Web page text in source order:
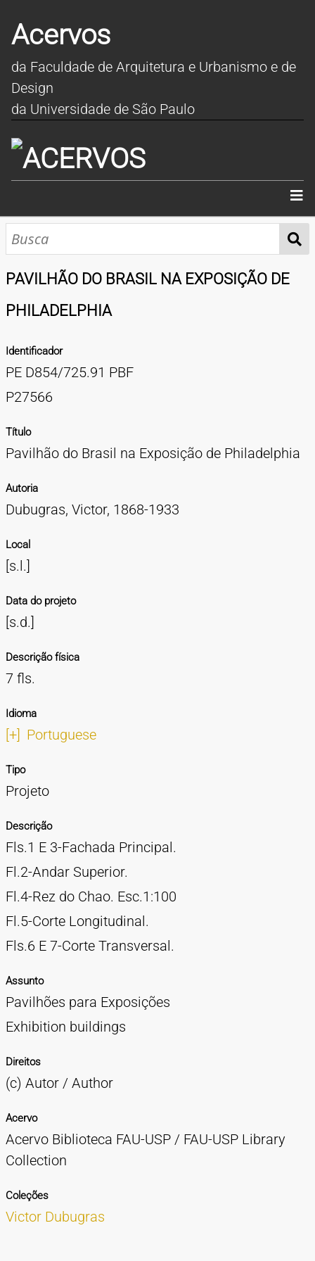
Acervos
da Faculdade de Arquitetura e Urbanismo e de
Design
da Universidade de São Paulo
INÍCIO
CONTATOS
EXPEDIENTE
PAVILHÃO DO BRASIL NA EXPOSIÇÃO DE
PHILADELPHIA
Identificador
PE D854/725.91 PBF
P27566
Título
Pavilhão do Brasil na Exposição de Philadelphia
Autoria
Dubugras, Victor, 1868-1933
Local
[s.l.]
Data do projeto
[s.d.]
Descrição física
7 fls.
Idioma
[+] Portuguese
Tipo
Projeto
Descrição
Fls.1 E 3-Fachada Principal.
Fl.2-Andar Superior.
Fl.4-Rez do Chao. Esc.1:100
Fl.5-Corte Longitudinal.
Fls.6 E 7-Corte Transversal.
Assunto
Pavilhões para Exposições
Exhibition buildings
Direitos
(c) Autor / Author
Acervo
Acervo Biblioteca FAU-USP / FAU-USP Library
Collection
Coleções
Victor Dubugras